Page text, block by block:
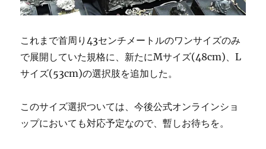
これまで首周り43センチメートルのワンサイズのみ
で展開していた規格に、新たにMサイズ(48cm)、L
サイズ(53cm)の選択肢を追加した。
このサイズ選択ついては、今後公式オンラインショ
ップにおいても対応予定なので、暫しお待ちを。